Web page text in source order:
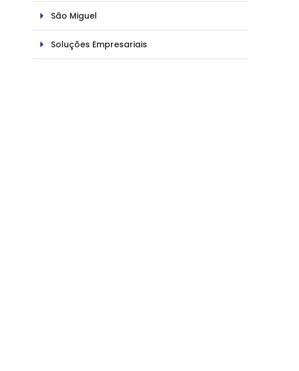
São Miguel
Soluções Empresariais